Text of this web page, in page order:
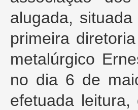
alugada,
primeira
metalúrgico
no dia 6 de
efetuada